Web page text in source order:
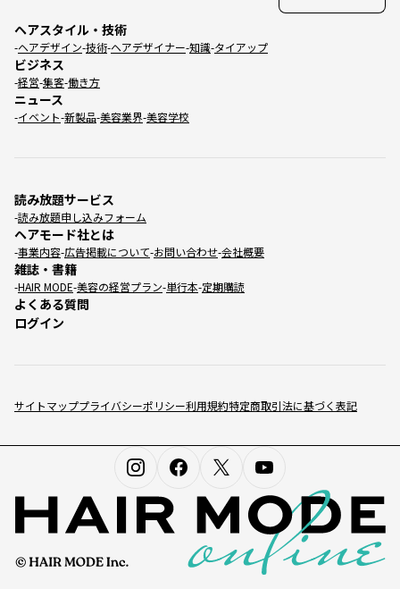
サイトマッププライバシーポリシー利用規約特定商取引法に基づく表記
ヘアスタイル・技術
ヘアデザイン 技術 ヘアデザイナー 知識 タイアップ
ビジネス
経営 集客 働き方
ニュース
イベント 新製品 美容業界 美容学校
読み放題サービス
読み放題申し込みフォーム
ヘアモード社とは
事業内容 広告掲載について お問い合わせ 会社概要
雑誌・書籍
HAIR MODE 美容の経営プラン 単行本 定期購読
よくある質問
ログイン